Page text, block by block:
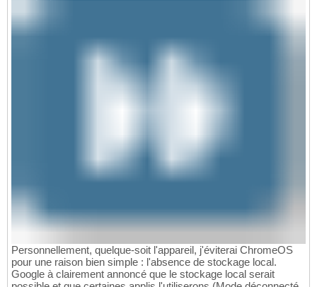
Personnellement, quelque-soit l'appareil, j'éviterai ChromeOS
pour une raison bien simple : l'absence de stockage local.
Google à clairement annoncé que le stockage local serait